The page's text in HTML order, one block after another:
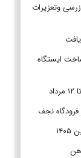
وتعزیرات
ایستگاه
نجف